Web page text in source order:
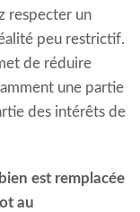
respecter un
peu restrictif.
de réduire
une partie
des intérêts de
est remplacée
au